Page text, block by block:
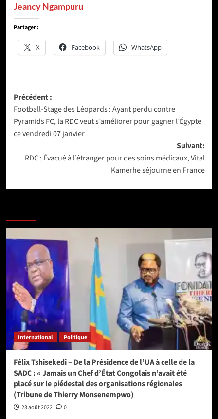
Jeancy Ngampuru
Partager :
X Facebook WhatsApp
Navigation
d’article
Précédent :
Football-Stage des Léopards : Ayant perdu contre
Pyramids FC, la RDC veut s’améliorer pour gagner l’Égypte
ce vendredi 07 janvier
Suivant:
RDC : Évacué à l’étranger pour des soins médicaux, Vital
Kamerhe séjourne en France
International Politique
Félix Tshisekedi – De la Présidence de l’UA à celle de la
SADC : « Jamais un Chef d’État Congolais n’avait été
placé sur le piédestal des organisations régionales
(Tribune de Thierry Monsenempwo)
23 août 2022 0